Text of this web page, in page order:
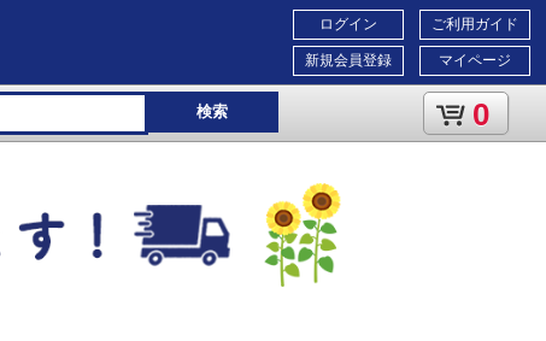
ご利用ガイド
マイページ
ログイン
新規会員登録
検索 0